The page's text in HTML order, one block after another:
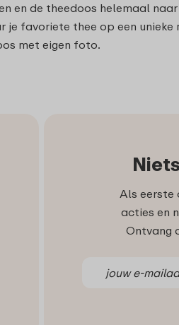
en de theedoos helemaal
je favoriete thee op een unieke
met eigen foto.
Als eerste
acties en
Ontvang